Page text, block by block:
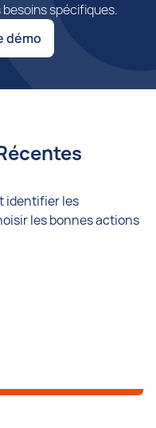
spécifiques.
démo